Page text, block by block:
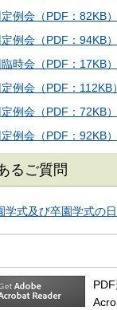
例会（PDF：82KB）
例会（PDF：94KB）
時会（PDF：17KB）
例会（PDF：112KB）
例会（PDF：72KB）
例会（PDF：92KB）
るご質問
学式及び卒園学式の